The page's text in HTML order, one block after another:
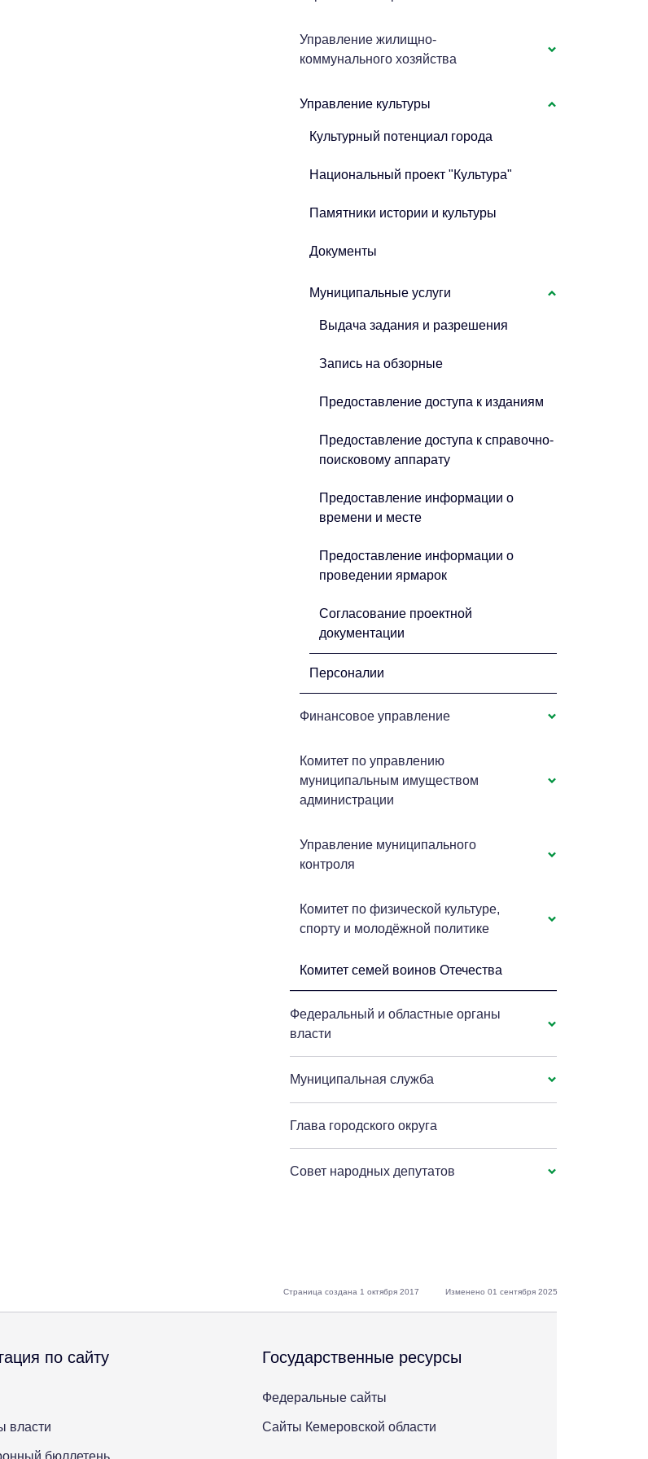
Управление жилищно-
коммунального хозяйства
Управление культуры
Культурный потенциал города
Национальный проект "Культура"
Памятники истории и культуры
Документы
Муниципальные услуги
Выдача задания и разрешения
Запись на обзорные
Предоставление доступа к изданиям
Предоставление доступа к справочно-
поисковому аппарату
Предоставление информации о
времени и месте
Предоставление информации о
проведении ярмарок
Согласование проектной
документации
Персоналии
Финансовое управление
Комитет по управлению
муниципальным имуществом
администрации
Управление муниципального
контроля
Комитет по физической культуре,
спорту и молодёжной политике
Комитет семей воинов Отечества
Федеральный и областные органы
власти
Муниципальная служба
Глава городского округа
Совет народных депутатов
Страница создана 1 октября 2017 Изменено 01 сентября 2025
по сайту
власти
Государственные ресурсы
Федеральные сайты
Сайты Кемеровской области